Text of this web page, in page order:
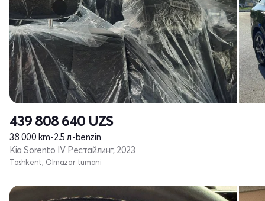
439 808 640 UZS
38 000 km•2.5 л• benzin
Kia Sorento IV Рестайлинг, 2023
Toshkent, Olmazor tumani